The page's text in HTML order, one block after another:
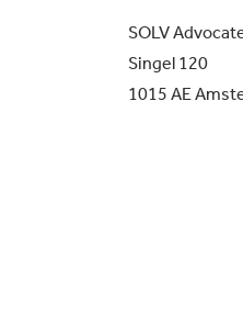
SOLV
Singel 120
1015 AE